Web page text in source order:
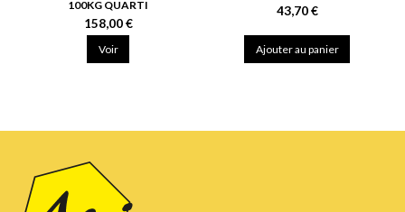
100KG QUARTI
158,00 €
Voir
43,70 €
Ajouter au panier